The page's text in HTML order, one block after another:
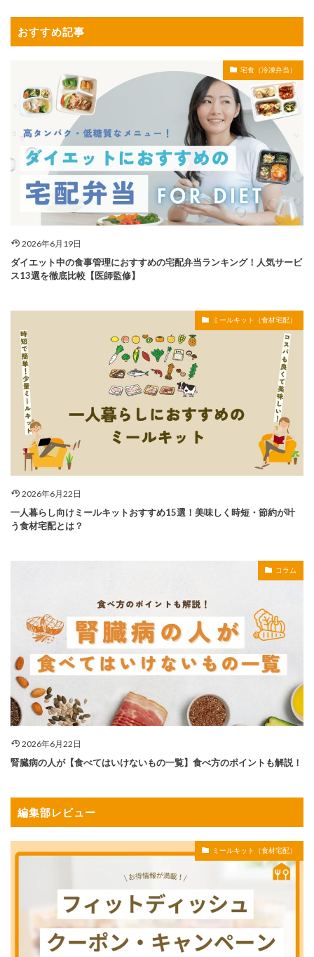
おすすめ記事
宅食（冷凍弁当）
2026年6月19日
ダイエット中の食事管理におすすめの宅配弁当ランキング！人気サービ
ス13選を徹底比較【医師監修】
ミールキット（食材宅配）
2026年6月22日
一人暮らし向けミールキットおすすめ15選！美味しく時短・節約が叶
う食材宅配とは？
コラム
2026年6月22日
腎臓病の人が【食べてはいけないもの一覧】食べ方のポイントも解説！
編集部レビュー
ミールキット（食材宅配）